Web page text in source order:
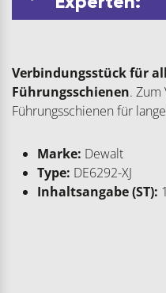
Verbindungsstück für
Führungsschienen. Zum
Führungsschienen für
Marke: Dewalt
Type: DE6292-XJ
Inhaltsangabe (ST): 1